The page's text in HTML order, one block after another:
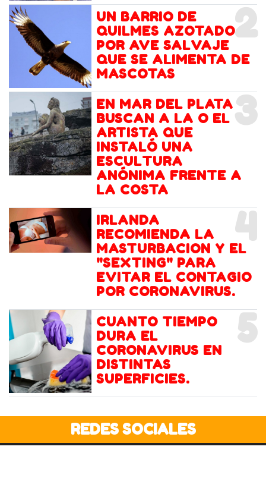
2
UN BARRIO DE
QUILMES AZOTADO
POR AVE SALVAJE
QUE SE ALIMENTA DE
MASCOTAS
3
EN MAR DEL PLATA
BUSCAN A LA O EL
ARTISTA QUE
INSTALÓ UNA
ESCULTURA
ANÓNIMA FRENTE A
LA COSTA
4
IRLANDA
RECOMIENDA LA
MASTURBACION Y EL
"SEXTING" PARA
EVITAR EL CONTAGIO
POR CORONAVIRUS.
5
CUANTO TIEMPO
DURA EL
CORONAVIRUS EN
DISTINTAS
SUPERFICIES.
REDES SOCIALES